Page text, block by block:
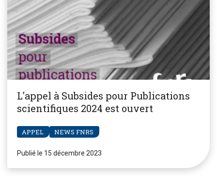
L'appel à Subsides pour Publications
scientifiques 2024 est ouvert
APPEL NEWS FNRS
Publié le 15 décembre 2023